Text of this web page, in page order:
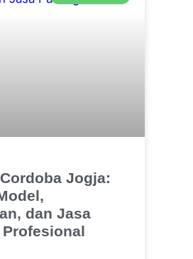
Jogja:
dan Jasa
Profesional